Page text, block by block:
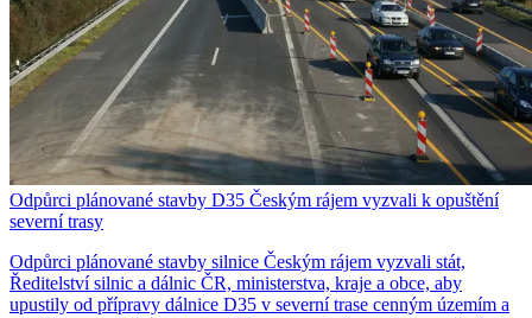
Odpůrci plánované stavby D35 Českým rájem vyzvali k opuštění
severní trasy
Odpůrci plánované stavby silnice Českým rájem vyzvali stát,
Ředitelství silnic a dálnic ČR, ministerstva, kraje a obce, aby
upustily od přípravy dálnice D35 v severní trase cenným územím a